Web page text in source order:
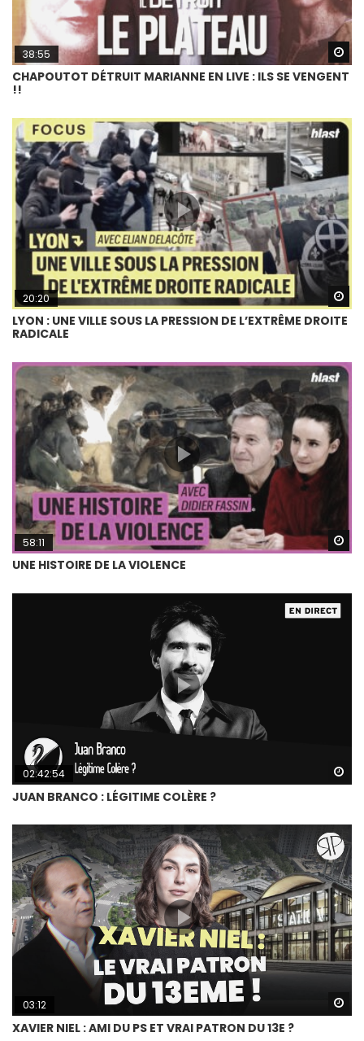
38:55
CHAPOUTOT DÉTRUIT MARIANNE EN LIVE : ILS SE VENGENT
!!
20:20
LYON : UNE VILLE SOUS LA PRESSION DE L’EXTRÊME DROITE
RADICALE
58:11
UNE HISTOIRE DE LA VIOLENCE
02:42:54
JUAN BRANCO : LÉGITIME COLÈRE ?
03:12
XAVIER NIEL : AMI DU PS ET VRAI PATRON DU 13E ?